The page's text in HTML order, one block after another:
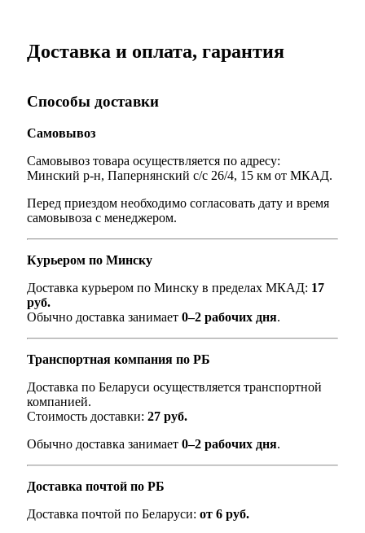
Доставка и оплата, гарантия
Способы доставки
Самовывоз
Самовывоз товара осуществляется по адресу:
Минский р-н, Папернянский с/с 26/4, 15 км от МКАД.
Перед приездом необходимо согласовать дату и время
самовывоза с менеджером.
Курьером по Минску
Доставка курьером по Минску в пределах МКАД: 17
руб.
Обычно доставка занимает 0–2 рабочих дня.
Транспортная компания по РБ
Доставка по Беларуси осуществляется транспортной
компанией.
Стоимость доставки: 27 руб.
Обычно доставка занимает 0–2 рабочих дня.
Доставка почтой по РБ
Доставка почтой по Беларуси: от 6 руб.